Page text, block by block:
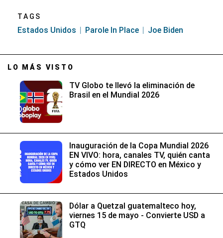
seconds
TAGS
Estados Unidos Parole In Place Joe Biden
LO MÁS VISTO
TV Globo te llevó la eliminación de
Brasil en el Mundial 2026
Inauguración de la Copa Mundial 2026
EN VIVO: hora, canales TV, quién canta
y cómo ver EN DIRECTO en México y
Estados Unidos
Dólar a Quetzal guatemalteco hoy,
viernes 15 de mayo - Convierte USD a
GTQ